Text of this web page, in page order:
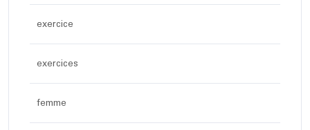
exercice
exercices
femme